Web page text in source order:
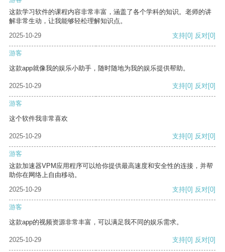
这款学习软件的课程内容非常丰富，涵盖了各个学科的知识。老师的讲
解非常生动，让我能够轻松理解知识点。
2025-10-29
支持[0] 反对[0]
游客
这款app就像我的娱乐小助手，随时随地为我的娱乐提供帮助。
2025-10-29 支持[0] 反对[0]
游客
这个软件我非常喜欢
2025-10-29 支持[0] 反对[0]
游客
这款加速器VPM应用程序可以给你提供最高速度和安全性的连接，并帮
助你在网络上自由移动。
2025-10-29
支持[0] 反对[0]
游客
这款app的视频资源非常丰富，可以满足我不同的娱乐需求。
2025-10-29 支持[0] 反对[0]